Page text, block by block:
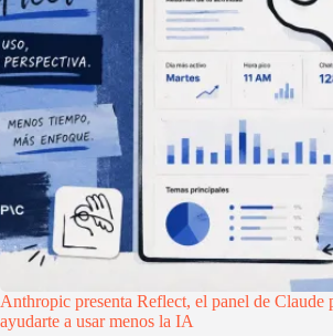
Anthropic presenta Reflect, el panel de Claude
ayudarte a usar menos la IA